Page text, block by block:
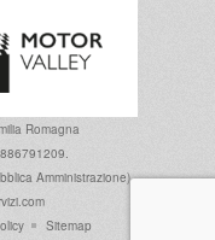
Romagna
Amministrazione)
Sitemap